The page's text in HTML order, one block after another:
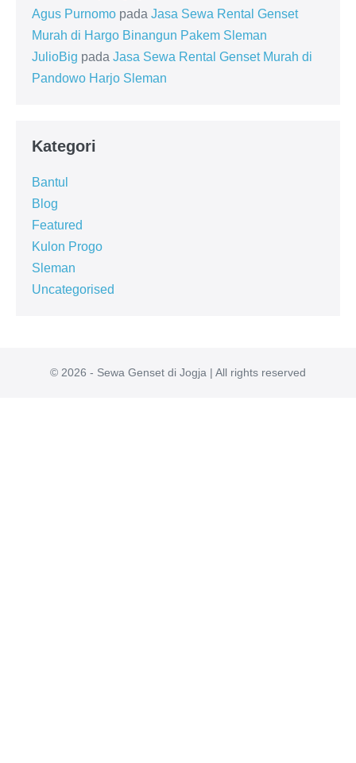
Agus Purnomo pada Jasa Sewa Rental Genset
Murah di Hargo Binangun Pakem Sleman
JulioBig pada Jasa Sewa Rental Genset Murah di
Pandowo Harjo Sleman
Kategori
Bantul
Blog
Featured
Kulon Progo
Sleman
Uncategorised
© 2026 - Sewa Genset di Jogja | All rights reserved